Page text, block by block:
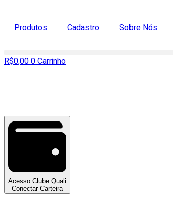
Produtos Cadastro Sobre Nós
R$0,000Carrinho
Acesso Clube Quali
Conectar Carteira